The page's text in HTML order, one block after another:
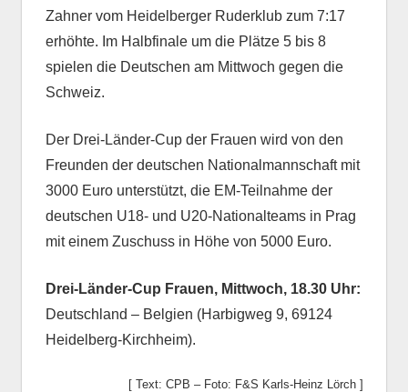
Zahner vom Heidelberger Ruderklub zum 7:17
erhöhte. Im Halbfinale um die Plätze 5 bis 8
spielen die Deutschen am Mittwoch gegen die
Schweiz.
Der Drei-Länder-Cup der Frauen wird von den
Freunden der deutschen Nationalmannschaft mit
3000 Euro unterstützt, die EM-Teilnahme der
deutschen U18- und U20-Nationalteams in Prag
mit einem Zuschuss in Höhe von 5000 Euro.
Drei-Länder-Cup Frauen, Mittwoch, 18.30 Uhr:
Deutschland – Belgien (Harbigweg 9, 69124
Heidelberg-Kirchheim).
[ Text: CPB – Foto: F&S Karls-Heinz Lörch ]